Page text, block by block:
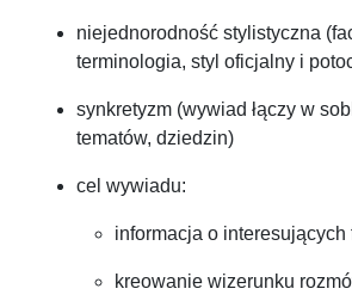
niejednorodność stylistyczna
terminologia, styl oficjalny i
synkretyzm (wywiad łączy w
tematów, dziedzin)
cel wywiadu:
informacja o interesujących
kreowanie wizerunku